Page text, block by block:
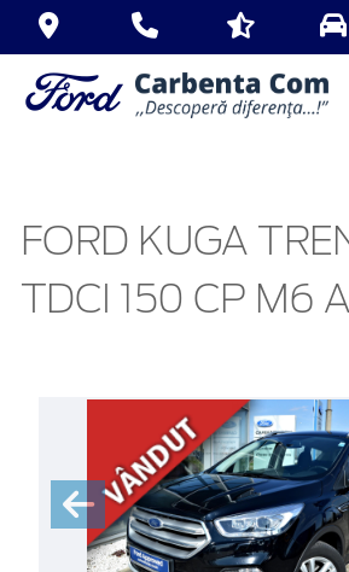
FORD KUGA
TDCI 150 CP M6